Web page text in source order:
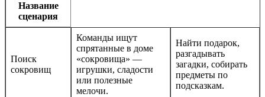
Название
сценария
Поиск
сокровищ
Команды ищут
спрятанные в доме
«сокровища» —
игрушки, сладости
или полезные
мелочи.
Найти подарок,
разгадывать
загадки, собирать
предметы по
подсказкам.